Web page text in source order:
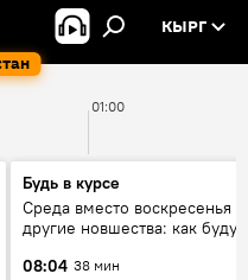
КЫРГ
01:00
Будь в курсе
Среда вместо воскресенья и
другие новшества: как будут
08:04 38 мин